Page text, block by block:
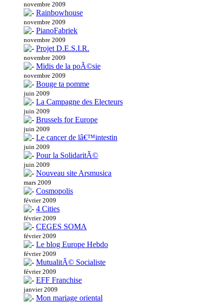
novembre 2009
Rainbowhouse
novembre 2009
PianoFabriek
novembre 2009
Projet D.E.S.I.R.
novembre 2009
Midis de la poÃ©sie
novembre 2009
Bouge ta pomme
juin 2009
La Campagne des Electeurs
juin 2009
Brussels for Europe
juin 2009
Le cancer de lâ€™intestin
juin 2009
Pour la SolidaritÃ©
juin 2009
Nouveau site Arsmusica
mars 2009
Cosmopolis
février 2009
4 Cities
février 2009
CEGES SOMA
février 2009
Le blog Europe Hebdo
février 2009
MutualitÃ© Socialiste
février 2009
EFF Franchise
janvier 2009
Mon mariage oriental